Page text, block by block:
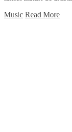
Music Read More